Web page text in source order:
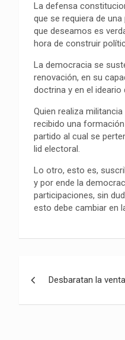
c
e
b
o
k
a
t
s
p
p
l
e
g
a
m
La defensa
que se requiera de
que deseamos es
hora de construir
La democracia se
renovación, en su
doctrina y en el ideario
Quien realiza
recibido una
partido al cual se
lid electoral.
Lo otro, esto es,
y por ende la
participaciones, sin
esto debe cambiar en
Desbaratan la